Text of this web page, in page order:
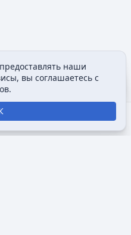
Просмотры
наши
вы соглашаетесь с